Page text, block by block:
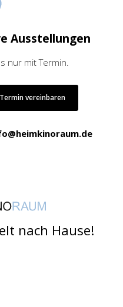
Ausstellungen
nur mit Termin.
Termin vereinbaren
nach Hause!